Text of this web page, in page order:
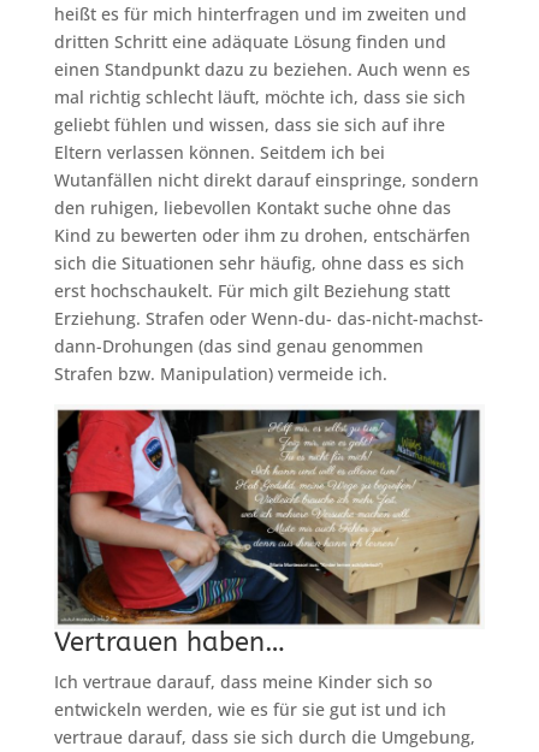
heißt es für mich hinterfragen und im zweiten und
dritten Schritt eine adäquate Lösung finden und
einen Standpunkt dazu zu beziehen. Auch wenn es
mal richtig schlecht läuft, möchte ich, dass sie sich
geliebt fühlen und wissen, dass sie sich auf ihre
Eltern verlassen können. Seitdem ich bei
Wutanfällen nicht direkt darauf einspringe, sondern
den ruhigen, liebevollen Kontakt suche ohne das
Kind zu bewerten oder ihm zu drohen, entschärfen
sich die Situationen sehr häufig, ohne dass es sich
erst hochschaukelt. Für mich gilt Beziehung statt
Erziehung. Strafen oder Wenn-du- das-nicht-machst-
dann-Drohungen (das sind genau genommen
Strafen bzw. Manipulation) vermeide ich.
Vertrauen haben…
Ich vertraue darauf, dass meine Kinder sich so
entwickeln werden, wie es für sie gut ist und ich
vertraue darauf, dass sie sich durch die Umgebung,